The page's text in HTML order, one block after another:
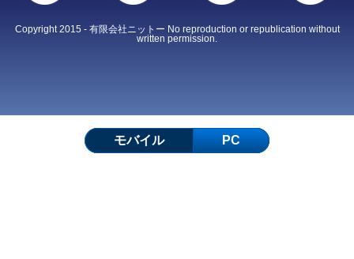
Copyright 2015 - 有限会社ニットー No reproduction or republication without
written permission.
モバイル PC